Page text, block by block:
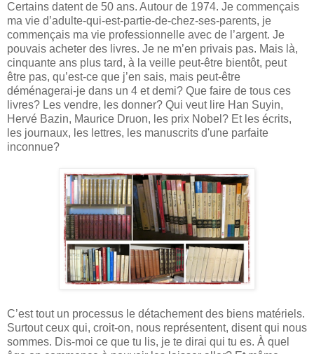
Certains datent de 50 ans. Autour de 1974. Je commençais
ma vie d’adulte-qui-est-partie-de-chez-ses-parents, je
commençais ma vie professionnelle avec de l’argent. Je
pouvais acheter des livres. Je ne m’en privais pas. Mais là,
cinquante ans plus tard, à la veille peut-être bientôt, peut
être pas, qu’est-ce que j’en sais, mais peut-être
déménagerai-je dans un 4 et demi? Que faire de tous ces
livres? Les vendre, les donner? Qui veut lire Han Suyin,
Hervé Bazin, Maurice Druon, les prix Nobel? Et les écrits,
les journaux, les lettres, les manuscrits d'une parfaite
inconnue?
C’est tout un processus le détachement des biens matériels.
Surtout ceux qui, croit-on, nous représentent, disent qui nous
sommes. Dis-moi ce que tu lis, je te dirai qui tu es. À quel